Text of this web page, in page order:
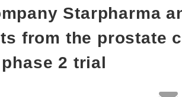
Starpharma
from the prostate
2 trial